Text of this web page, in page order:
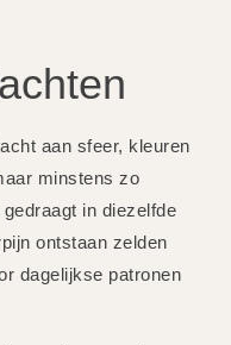
aan sfeer, kleuren
minstens zo
in diezelfde
ontstaan zelden
dagelijkse patronen